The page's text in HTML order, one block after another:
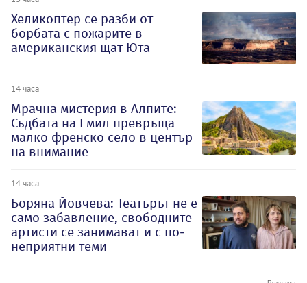
Хеликоптер се разби от
борбата с пожарите в
американския щат Юта
14 часа
Мрачна мистерия в Алпите:
Съдбата на Емил превръща
малко френско село в център
на внимание
14 часа
Боряна Йовчева: Театърът не е
само забавление, свободните
артисти се занимават и с по-
неприятни теми